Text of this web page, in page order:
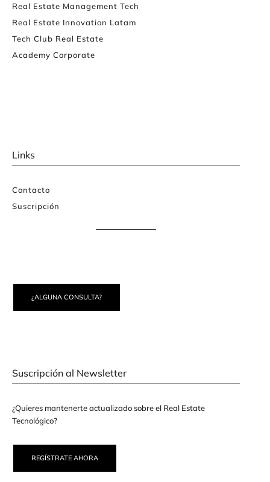
Real Estate Management Tech
Real Estate Innovation Latam
Tech Club Real Estate
Academy Corporate
Links
Contacto
Suscripción
¿ALGUNA CONSULTA?
Suscripción al Newsletter
¿Quieres mantenerte actualizado sobre el Real Estate
Tecnológico?
REGÍSTRATE AHORA